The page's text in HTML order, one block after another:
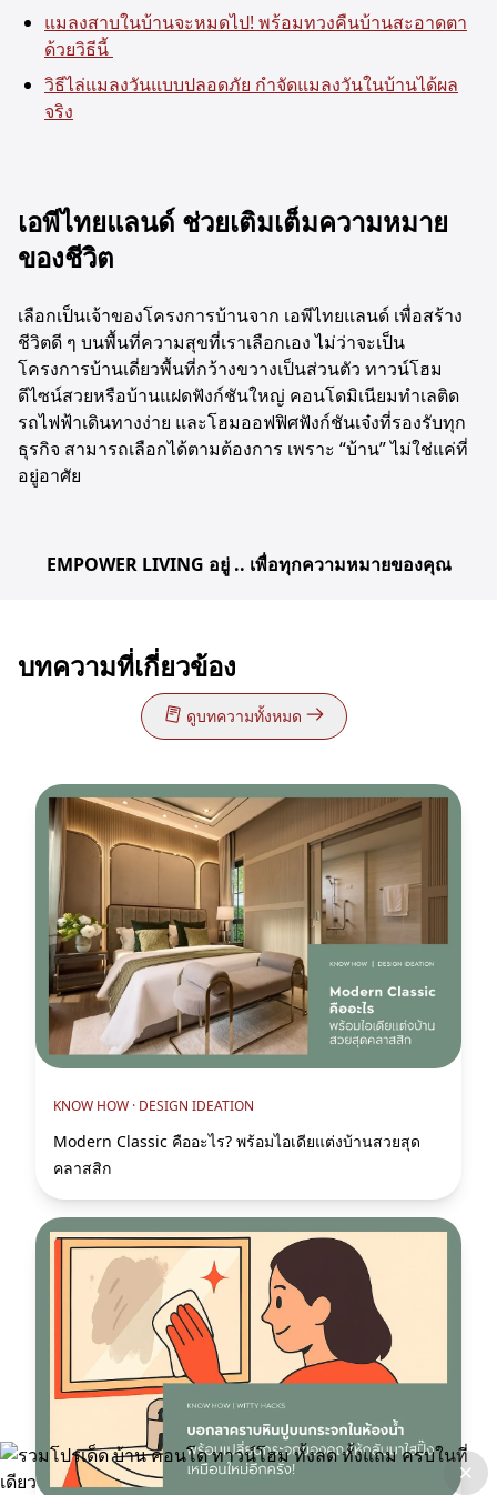
แมลงสาบในบ้านจะหมดไป! พร้อมทวงคืนบ้านสะอาดตา
ด้วยวิธีนี้
วิธีไล่แมลงวันแบบปลอดภัย กำจัดแมลงวันในบ้านได้ผล
จริง
เอพีไทยแลนด์ ช่วยเติมเต็มความหมาย
ของชีวิต
เลือกเป็นเจ้าของโครงการบ้านจาก เอพีไทยแลนด์ เพื่อสร้าง
ชีวิตดี ๆ บนพื้นที่ความสุขที่เราเลือกเอง ไม่ว่าจะเป็น
โครงการบ้านเดี่ยวพื้นที่กว้างขวางเป็นส่วนตัว ทาวน์โฮม
ดีไซน์สวยหรือบ้านแฝดฟังก์ชันใหญ่ คอนโดมิเนียมทำเลติด
รถไฟฟ้าเดินทางง่าย และโฮมออฟฟิศฟังก์ชันเจ๋งที่รองรับทุก
ธุรกิจ สามารถเลือกได้ตามต้องการ เพราะ “บ้าน” ไม่ใช่แค่ที่
อยู่อาศัย
EMPOWER LIVING อยู่ .. เพื่อทุกความหมายของคุณ
บทความที่เกี่ยวข้อง
ดูบทความทั้งหมด
KNOW HOW · DESIGN IDEATION
Modern Classic คืออะไร? พร้อมไอเดียแต่งบ้านสวยสุด
คลาสสิก